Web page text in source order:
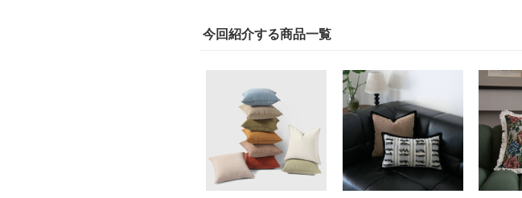
今回紹介する商品一覧